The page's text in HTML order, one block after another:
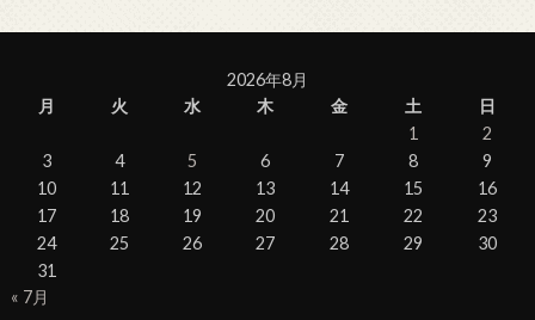
2026年8月
月
火 水 木 金 土
日
1
2
3
4 5 6 7 8
9
10
11 12 13 14 15
16
17
18 19 20 21 22
23
24
25 26 27 28 29
30
31
« 7月